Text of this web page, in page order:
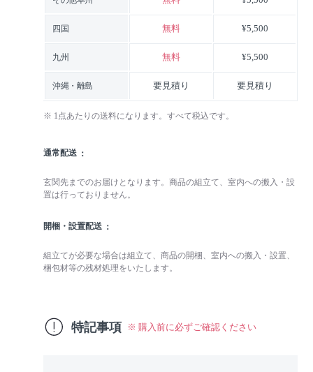
四国 無料 ¥5,500
九州 無料 ¥5,500
沖縄・離島 要見積り 要見積り
※ 1点あたりの送料になります。すべて税込です。
通常配送
玄関先までのお届けとなります。商品の組立て、室内への搬入・設
置は行っておりません。
開梱・設置配送
組立てが必要な場合は組立て、商品の開梱、室内への搬入・設置、
梱包材等の残材処理をいたします。
特記事項 ※ 購入前に必ずご確認ください